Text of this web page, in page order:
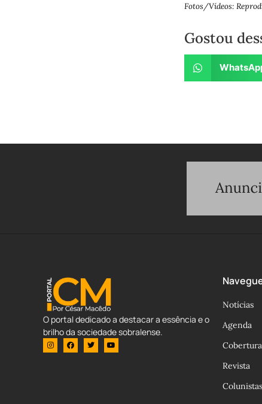
Fotos/Vídeos:
Gostou
O portal dedicado a destacar a essência e o
brilho da sociedade sobralense.
Notícias
Agenda
Revista
Colunistas